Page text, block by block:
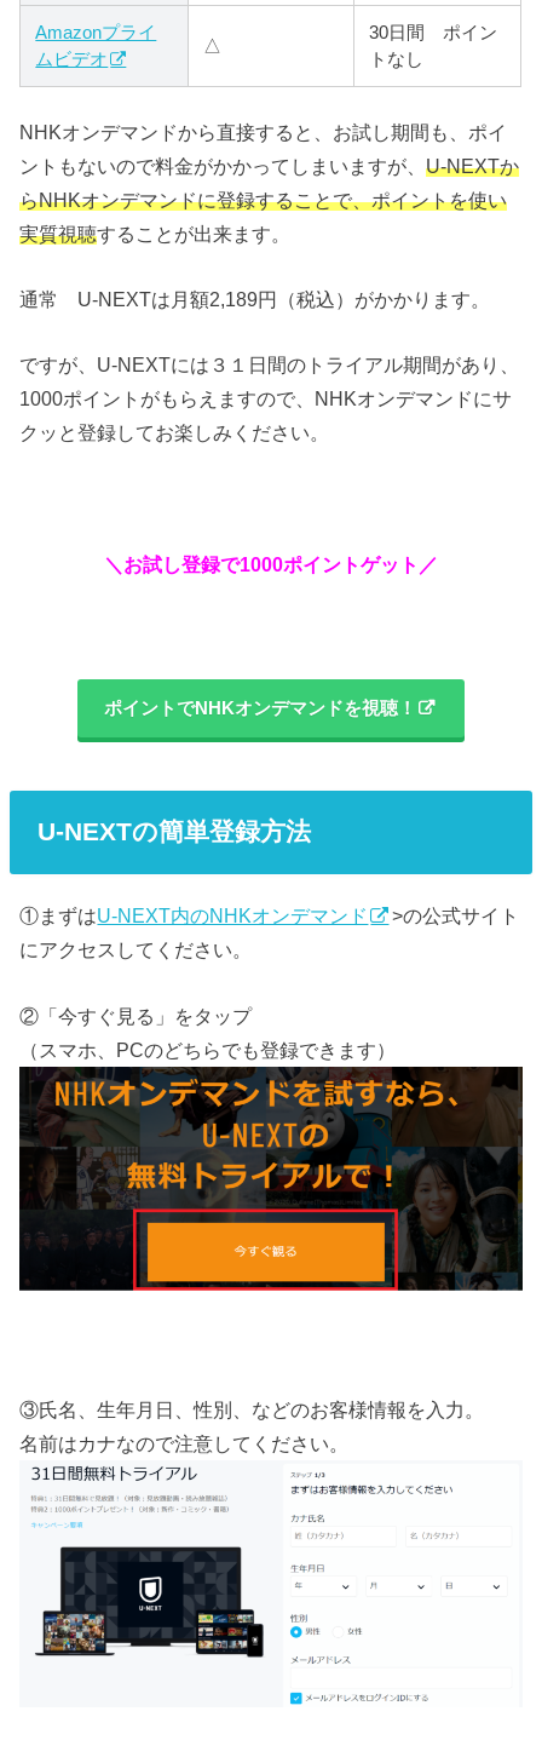
Amazonプライ
ムビデオ
△
30日間 ポイン
トなし
NHKオンデマンドから直接すると、お試し期間も、ポイ
ントもないので料金がかかってしまいますが、U-NEXTか
らNHKオンデマンドに登録することで、ポイントを使い
実質視聴することが出来ます。
通常 U-NEXTは月額2,189円（税込）がかかります。
ですが、U-NEXTには３１日間のトライアル期間があり、
1000ポイントがもらえますので、NHKオンデマンドにサ
クッと登録してお楽しみください。
＼お試し登録で1000ポイントゲット／
ポイントでNHKオンデマンドを視聴！
U-NEXTの簡単登録方法
①まずはU-NEXT内のNHKオンデマンド
>の公式サイト
にアクセスしてください。
②「今すぐ見る」をタップ
（スマホ、PCのどちらでも登録できます）
③氏名、生年月日、性別、などのお客様情報を入力。
名前はカナなので注意してください。